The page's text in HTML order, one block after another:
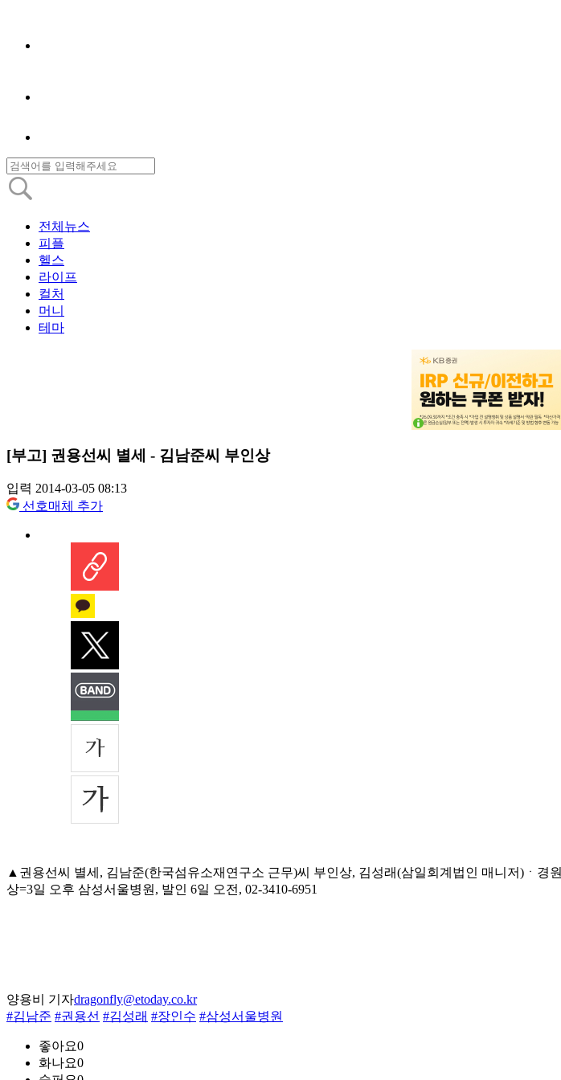
전체뉴스
피플
헬스
라이프
컬처
머니
테마
[부고] 권용선씨 별세 - 김남준씨 부인상
입력 2014-03-05 08:13
선호매체 추가
▲권용선씨 별세, 김남준(한국섬유소재연구소 근무)씨 부인상, 김성래(삼일회계법인 매니저)ㆍ
상=3일 오후 삼성서울병원, 발인 6일 오전, 02-3410-6951
양용비 기자dragonfly@etoday.co.kr
#김남준 #권용선 #김성래 #장인수 #삼성서울병원
좋아요0
화나요0